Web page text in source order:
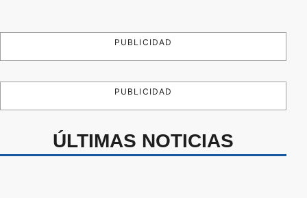
PUBLICIDAD
PUBLICIDAD
ÚLTIMAS NOTICIAS